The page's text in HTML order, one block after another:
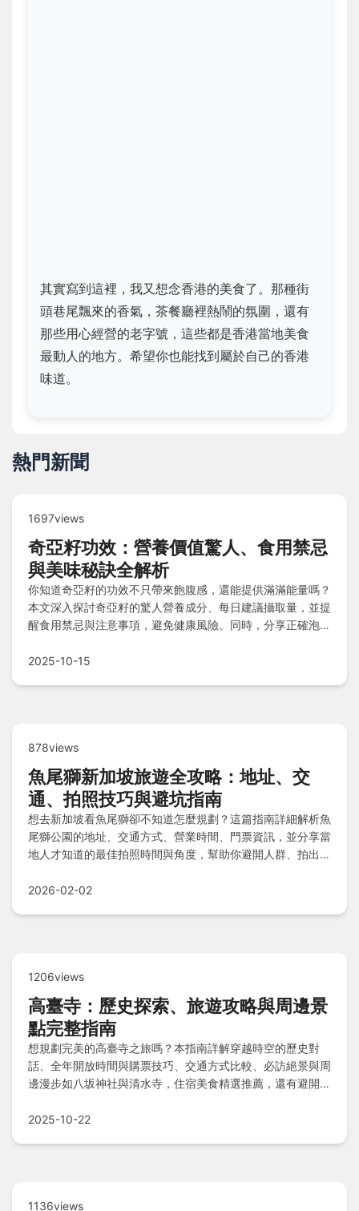
其實寫到這裡，我又想念香港的美食了。那種街
頭巷尾飄來的香氣，茶餐廳裡熱鬧的氛圍，還有
那些用心經營的老字號，這些都是香港當地美食
最動人的地方。希望你也能找到屬於自己的香港
味道。
熱門新聞
1697views
奇亞籽功效：營養價值驚人、食用禁忌
與美味秘訣全解析
你知道奇亞籽的功效不只帶來飽腹感，還能提供滿滿能量嗎？
本文深入探討奇亞籽的驚人營養成分、每日建議攝取量，並提
醒食用禁忌與注意事項，避免健康風險。同時，分享正確泡發
惑，幫助你輕鬆享受奇亞籽的好處！
2025-10-15
878views
魚尾獅新加坡旅遊全攻略：地址、交
通、拍照技巧與避坑指南
想去新加坡看魚尾獅卻不知道怎麼規劃？這篇指南詳細解析魚
尾獅公園的地址、交通方式、營業時間、門票資訊，並分享當
地人才知道的最佳拍照時間與角度，幫助你避開人群、拍出完
2026-02-02
1206views
高臺寺：歷史探索、旅遊攻略與周邊景
點完整指南
想規劃完美的高臺寺之旅嗎？本指南詳解穿越時空的歷史對
話、全年開放時間與購票技巧、交通方式比較、必訪絕景與周
邊漫步如八坂神社與清水寺，住宿美食精選推薦，還有避開地
2025-10-22
1136views